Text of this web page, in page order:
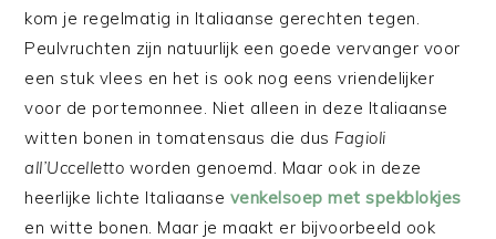
kom je regelmatig in Italiaanse gerechten tegen.
Peulvruchten zijn natuurlijk een goede vervanger voor
een stuk vlees en het is ook nog eens vriendelijker
voor de portemonnee. Niet alleen in deze Italiaanse
witten bonen in tomatensaus die dus Fagioli
all’Uccelletto worden genoemd. Maar ook in deze
heerlijke lichte Italiaanse venkelsoep met spekblokjes
en witte bonen. Maar je maakt er bijvoorbeeld ook